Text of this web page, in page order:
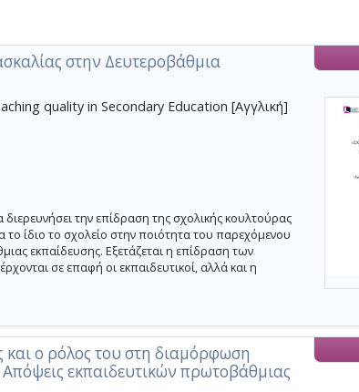
στην Δευτεροβάθμια
quality in Secondary Education [Αγγλική]
την επίδραση της σχολικής κουλτούρας
το ίδιο το σχολείο στην ποιότητα του παρεχόμενου
εκπαίδευσης. Εξετάζεται η επίδραση των
σε επαφή οι εκπαιδευτικοί, αλλά και η
και ο ρόλος του στη διαμόρφωση
εκπαιδευτικών πρωτοβάθμιας